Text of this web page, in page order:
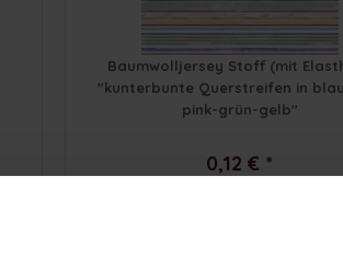
Baumwolljersey Stoff (mit
"kunterbunte Querstreifen in
pink-grün-gelb"
0,12 € *